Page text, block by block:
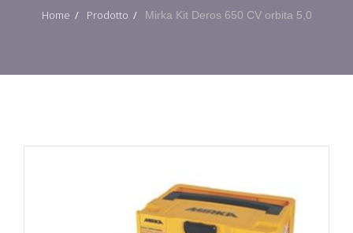
Home Prodotto Mirka Kit Deros 650 CV orbita 5,0